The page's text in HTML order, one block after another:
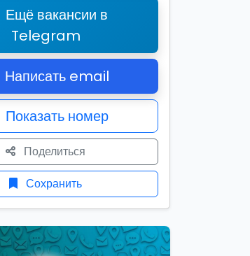
Ещё вакансии в
Telegram
Написать email
Показать номер
Поделиться
Сохранить